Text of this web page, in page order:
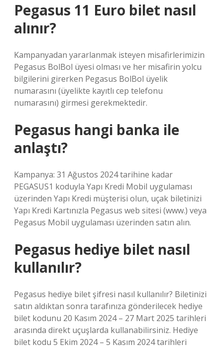
Pegasus 11 Euro bilet nasıl
alınır?
Kampanyadan yararlanmak isteyen misafirlerimizin
Pegasus BolBol üyesi olması ve her misafirin yolcu
bilgilerini girerken Pegasus BolBol üyelik
numarasını (üyelikte kayıtlı cep telefonu
numarasını) girmesi gerekmektedir.
Pegasus hangi banka ile
anlaştı?
Kampanya: 31 Ağustos 2024 tarihine kadar
PEGASUS1 koduyla Yapı Kredi Mobil uygulaması
üzerinden Yapı Kredi müşterisi olun, uçak biletinizi
Yapı Kredi Kartınızla Pegasus web sitesi (www.) veya
Pegasus Mobil uygulaması üzerinden satın alın.
Pegasus hediye bilet nasıl
kullanılır?
Pegasus hediye bilet şifresi nasıl kullanılır? Biletinizi
satın aldıktan sonra tarafınıza gönderilecek hediye
bilet kodunu 20 Kasım 2024 – 27 Mart 2025 tarihleri ​​
arasında direkt uçuşlarda kullanabilirsiniz. Hediye
bilet kodu 5 Ekim 2024 – 5 Kasım 2024 tarihleri ​​